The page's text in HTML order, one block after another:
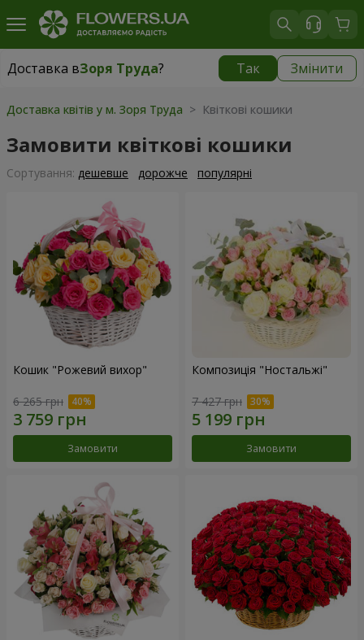
Доставка вЗоря Труда? Так Змінити
Доставка вЗоря Труда| безкоштовно
Доставка квітів у м. Зоря Труда > Квіткові кошики
Замовити квіткові кошики
Сортування: дешевше дорожче популярні
Кошик "Рожевий вихор"
6 265 грн
Замовити
Композиція "Ностальжі"
7 427 грн
Замовити